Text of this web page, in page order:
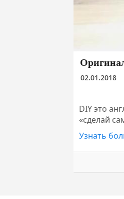
02.01.2018
DIY это
«сделай
Узнать